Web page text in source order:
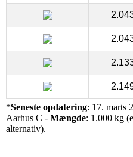
*Seneste opdatering: 17. marts
Aarhus C - Mængde: 1.000 kg
alternativ).